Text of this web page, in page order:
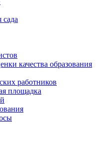
сада
качества образования
работников
площадка